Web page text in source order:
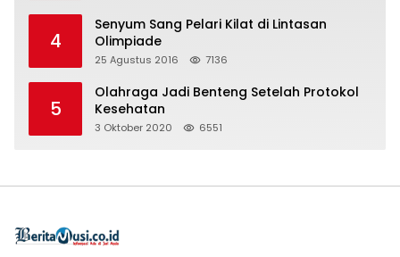
4
Senyum Sang Pelari Kilat di Lintasan
Olimpiade
25 Agustus 2016 7136
5
Olahraga Jadi Benteng Setelah Protokol
Kesehatan
3 Oktober 2020 6551